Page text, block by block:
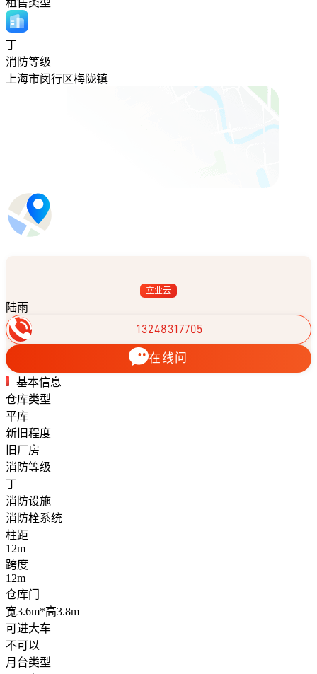
丁
消防等级
上海市闵行区梅陇镇
立业云
陆雨
13248317705
在线问
基本信息
仓库类型
平库
新旧程度
旧厂房
消防等级
丁
消防设施
消防栓系统
柱距
12m
跨度
12m
仓库门
宽3.6m*高3.8m
可进大车
不可以
月台类型